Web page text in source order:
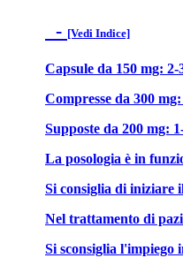
- [Vedi Indice]
Capsule da 150 mg:
Compresse da 300
Supposte da 200 mg:
La posologia è in
Si consiglia di iniziare
Nel trattamento di
Si sconsiglia l'impiego